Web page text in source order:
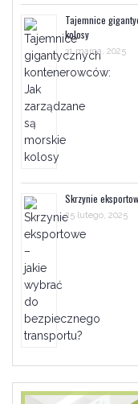
Tajemnice
kolosy
31 marca, 2025
Skrzynie
25 lutego, 2025